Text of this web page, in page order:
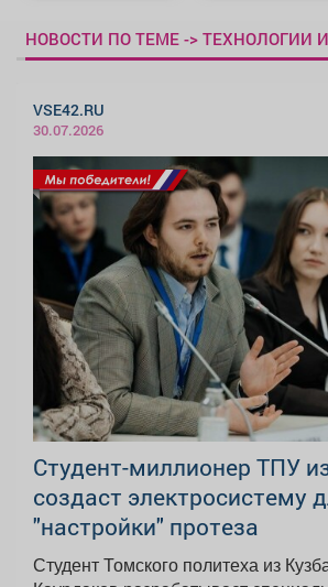
НОВОСТИ ПО ТЕМЕ -> ТЕХНОЛОГИИ
VSE42.RU
30.07.2026
Студент-миллионер ТПУ
создаст электросистему
"настройки" протеза
Студент Томского политеха из